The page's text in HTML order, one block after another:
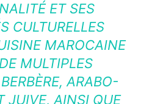
ET SES
CULTURELLES
MAROCAINE
MULTIPLES
ARABO-
JUIVE, AINSI QUE